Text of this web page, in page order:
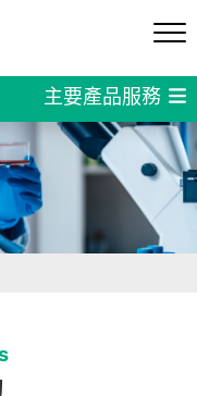
主要產品服務